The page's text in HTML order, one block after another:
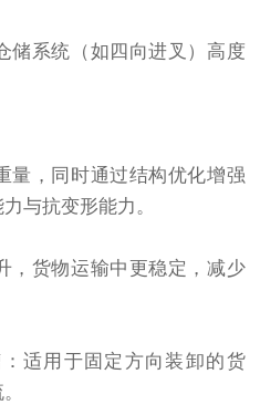
储系统（如四向进叉）高度
量，同时通过结构优化增强
与抗变形能力。
，货物运输中更稳定，减少
适用于固定方向装卸的货